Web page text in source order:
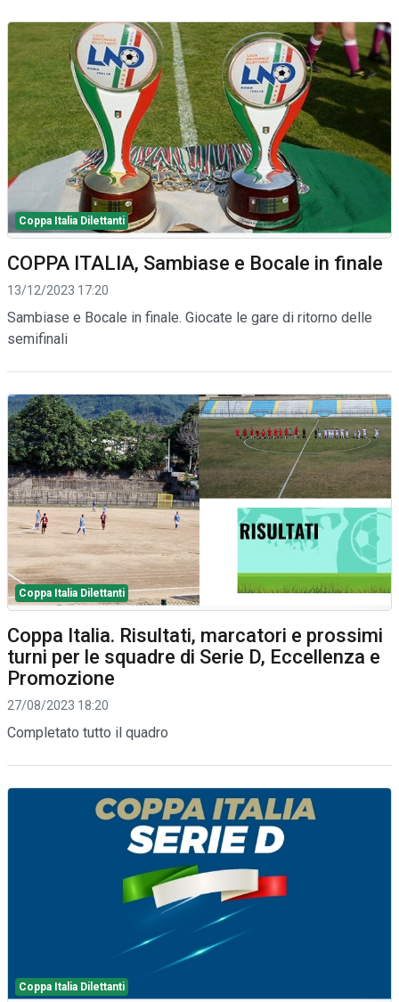
Coppa Italia Dilettanti
COPPA ITALIA, Sambiase e Bocale in finale
13/12/2023 17:20
Sambiase e Bocale in finale. Giocate le gare di ritorno delle
semifinali
Coppa Italia Dilettanti
Coppa Italia. Risultati, marcatori e prossimi
turni per le squadre di Serie D, Eccellenza e
Promozione
27/08/2023 18:20
Completato tutto il quadro
Coppa Italia Dilettanti